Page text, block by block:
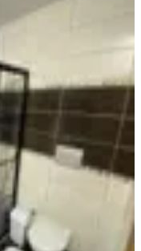
Parkı
Açık Mutfak
·25.06.2026